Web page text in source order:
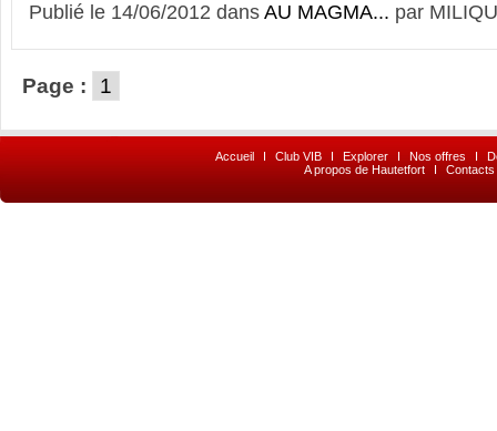
Publié le 14/06/2012 dans AU MAGMA... par
Page : 1
Accueil I Club VIB I Explorer I Nos offres I
A propos de Hautetfort
I Contacts